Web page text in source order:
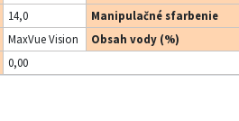
14,0 Manipulačné sfarbenie
MaxVue Vision Obsah vody (%)
0,00